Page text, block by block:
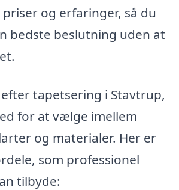
og erfaringer, så du
bedste beslutning uden at
tapetsering i Stavtrup,
for at vælge imellem
og materialer. Her er
som professionel
tilbyde: